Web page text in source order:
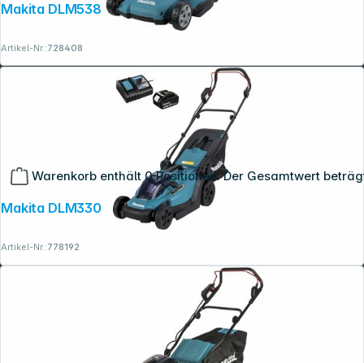
Warenkorb enthält 0 Positionen. Der Gesamtwert
Makita DLM538Z Akku-Rasenmäher
Artikel-Nr.:728408
Makita DLM330RM Akku-Rasenmäher
Artikel-Nr.:778192